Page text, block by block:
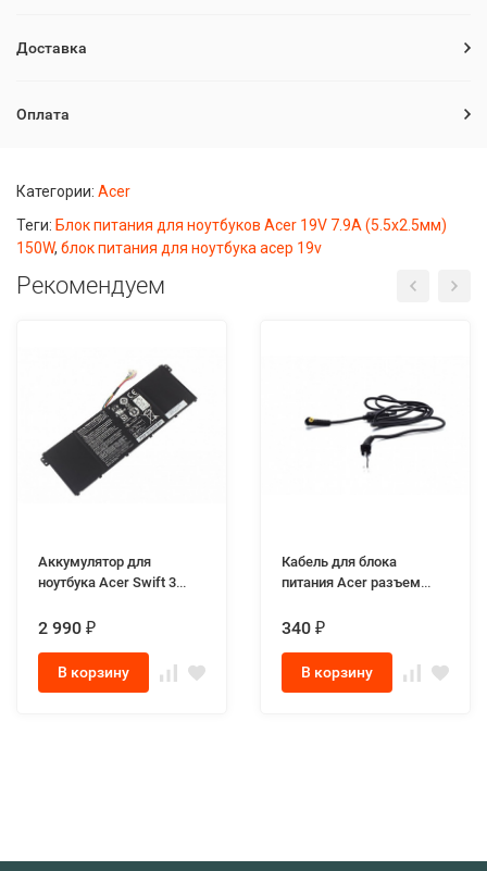
Доставка
Оплата
Категории: Acer
Теги: Блок питания для ноутбуков Acer 19V 7.9A (5.5x2.5мм)
150W, блок питания для ноутбука асер 19v
Рекомендуем
Аккумулятор для
ноутбука Acer Swift 3
2 990 ₽
В корзину
Кабель для блока
питания Acer разъем
340 ₽
В корзину